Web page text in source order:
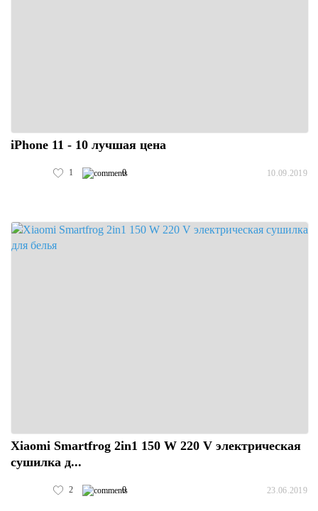
iPhone 11 - 10 лучшая цена
1 0 10.09.2019
Xiaomi Smartfrog 2in1 150 W 220 V электрическая
сушилка д...
2 0 23.06.2019